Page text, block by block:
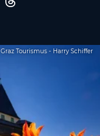
Graz Tourismus - Harry Schiffer